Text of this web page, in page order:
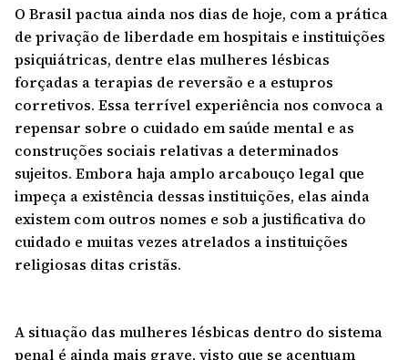
O Brasil pactua ainda nos dias de hoje, com a prática
de privação de liberdade em hospitais e instituições
psiquiátricas, dentre elas mulheres lésbicas
forçadas a terapias de reversão e a estupros
corretivos. Essa terrível experiência nos convoca a
repensar sobre o cuidado em saúde mental e as
construções sociais relativas a determinados
sujeitos. Embora haja amplo arcabouço legal que
impeça a existência dessas instituições, elas ainda
existem com outros nomes e sob a justificativa do
cuidado e muitas vezes atrelados a instituições
religiosas ditas cristãs.
A situação das mulheres lésbicas dentro do sistema
penal é ainda mais grave, visto que se acentuam